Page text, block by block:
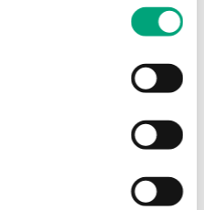
Kondensator